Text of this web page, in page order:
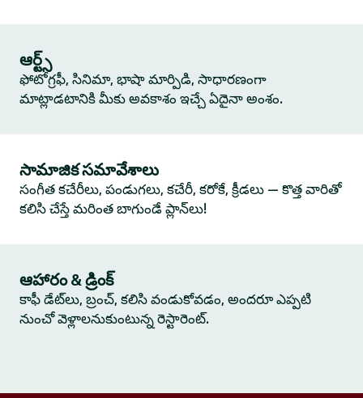
ఆర్ట్స్
ఫోటోగ్రఫీ, సినిమా, భాషా మార్పిడి, సాధారణంగా
మాట్లాడటానికి మీకు అవకాశం ఇచ్చే ఏదైనా అంశం.
సామాజిక సమావేశాలు
సంగీత కచేరీలు, పండుగలు, కచేరీ, కరోకే, క్రీడలు — కొత్త వారితో
కలిసి చేస్తే మరింత బాగుండే ప్లాన్‌లు!
ఆహారం & డ్రింక్
కాఫీ డేట్‌లు, బ్రంచ్, కలిసి వండుకోవడం, అందరూ ఎప్పటి
నుంచో వెళ్లాలనుకుంటున్న రెస్టారెంట్.